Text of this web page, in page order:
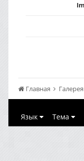
Главная Галерея
Язык Тема